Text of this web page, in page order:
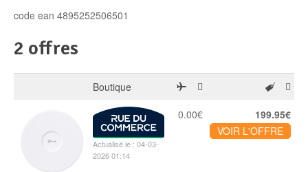
code ean 4895252506501
2 offres
Boutique
Actualisé le : 04-03-
2026 01:14
0.00€
199.95€
VOIR L'OFFRE